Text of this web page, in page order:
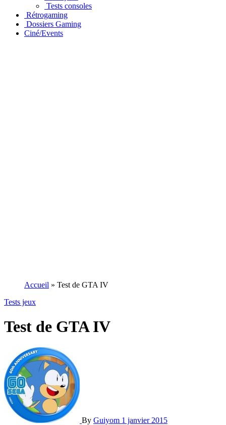
Tests consoles
Rétrogaming
Dossiers Gaming
Ciné/Events
Accueil » Test de GTA IV
Tests jeux
Test de GTA IV
By Guiyom 1 janvier 2015